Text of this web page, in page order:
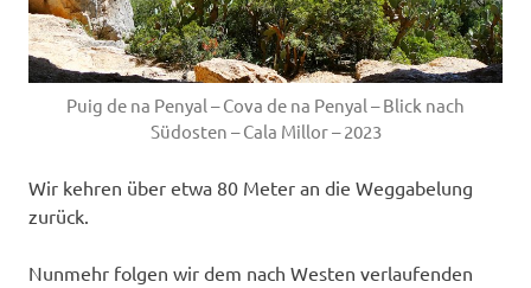
Puig de na Penyal – Cova de na Penyal – Blick nach
Südosten – Cala Millor – 2023
Wir kehren über etwa 80 Meter an die Weggabelung
zurück.
Nunmehr folgen wir dem nach Westen verlaufenden